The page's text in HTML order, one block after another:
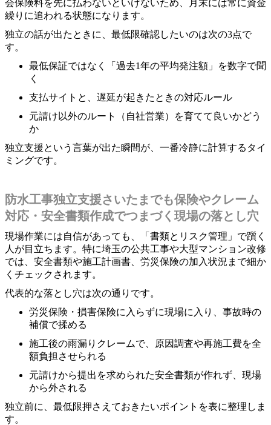
会保険料を先に払わないといけないため、月末には常に資金
繰りに追われる状態になります。
独立の話が出たときに、最低限確認したいのは次の3点で
す。
最低保証ではなく「過去1年の平均発注額」を数字で聞
く
支払サイトと、遅延が起きたときの対応ルール
元請け以外のルート（自社営業）を育てて良いかどう
か
独立支援という言葉が出た瞬間が、一番冷静に計算するタイ
ミングです。
防水工事独立支援さいたまでも保険やクレーム
対応・安全書類作成でつまづく現場の落とし穴
現場作業には自信があっても、「書類とリスク管理」で躓く
人が目立ちます。特に埼玉の公共工事や大型マンション改修
では、安全書類や施工計画書、労災保険の加入状況まで細か
くチェックされます。
代表的な落とし穴は次の通りです。
労災保険・損害保険に入らずに現場に入り、事故時の
補償で揉める
施工後の雨漏りクレームで、原因調査や再施工費を全
額負担させられる
元請けから提出を求められた安全書類が作れず、現場
から外される
独立前に、最低限押さえておきたいポイントを表に整理しま
す。